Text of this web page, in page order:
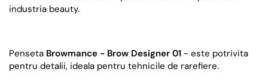
industria beauty.
Penseta Browmance - Brow Designer 01 - este potrivita
pentru detalii, ideala pentru tehnicile de rarefiere.